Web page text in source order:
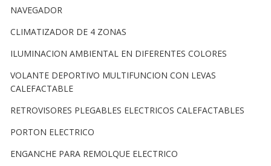
NAVEGADOR
CLIMATIZADOR DE 4 ZONAS
ILUMINACION AMBIENTAL EN DIFERENTES COLORES
VOLANTE DEPORTIVO MULTIFUNCION CON LEVAS
CALEFACTABLE
RETROVISORES PLEGABLES ELECTRICOS CALEFACTABLES
PORTON ELECTRICO
ENGANCHE PARA REMOLQUE ELECTRICO